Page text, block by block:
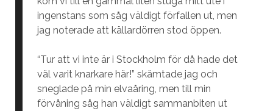
ingenstans som såg väldigt förfallen ut, men
jag noterade att källardörren stod öppen.
“Tur att vi inte är i Stockholm för då hade det
väl varit knarkare här!” skämtade jag och
sneglade på min elvaåring, men till min
förvåning såg han väldigt sammanbiten ut